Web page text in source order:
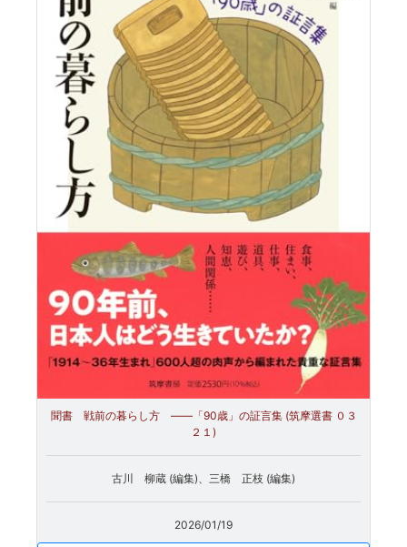
聞書 戦前の暮らし方 ――「90歳」の証言集 (筑摩選書 ０３
２１)
古川 柳蔵 (編集)、三橋 正枝 (編集)
2026/01/19